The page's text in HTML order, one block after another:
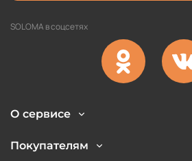
SOLOMA в соцсетях
О сервисе
Покупателям